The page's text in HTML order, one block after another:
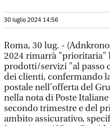
30 luglio 2024 14:56
Roma, 30 lug. -
2024 rimarrà "prioritaria"
prodotti/servizi "al passo
dei clienti, confermando
postale nell’offerta del
nella nota di Poste
secondo trimestre e del
ambito assicurativo,